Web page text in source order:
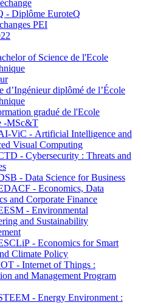
- Diplôme EuroteQ
PEI
of Science de l'Ecole
d’Ingénieur diplômé de l’École
gradué de l'Ecole
-MSc&T
ViC - Artificial Intelligence and
Visual Computing
- Cybersecurity : Threats and
- Data Science for Business
- Economics, Data
and Corporate Finance
- Environmental
and Sustainability
- Economics for Smart
Climate Policy
- Internet of Things :
and Management Program
- Energy Environment :